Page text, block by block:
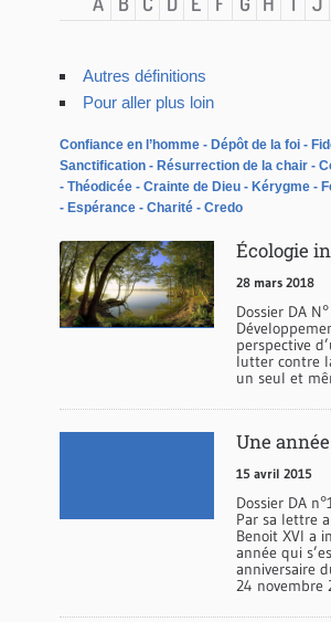
Autres définitions
Pour aller plus loin
Confiance en l’homme Dépôt de la foi
Sanctification
Résurrection de la chair
Théodicée
Crainte de Dieu Kérygme
Espérance
Charité Credo
Écologie
28 mars 2018
Dossier DA
perspective
lutter contre
un seul et
Une
15 avril 2015
Dossier DA
Par sa lettre
Benoit XVI a
année qui
anniversaire
24 novembre